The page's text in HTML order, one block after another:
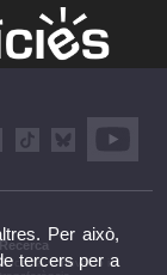
Recerca
Recerca, innovació i
Per això,
tercers per a